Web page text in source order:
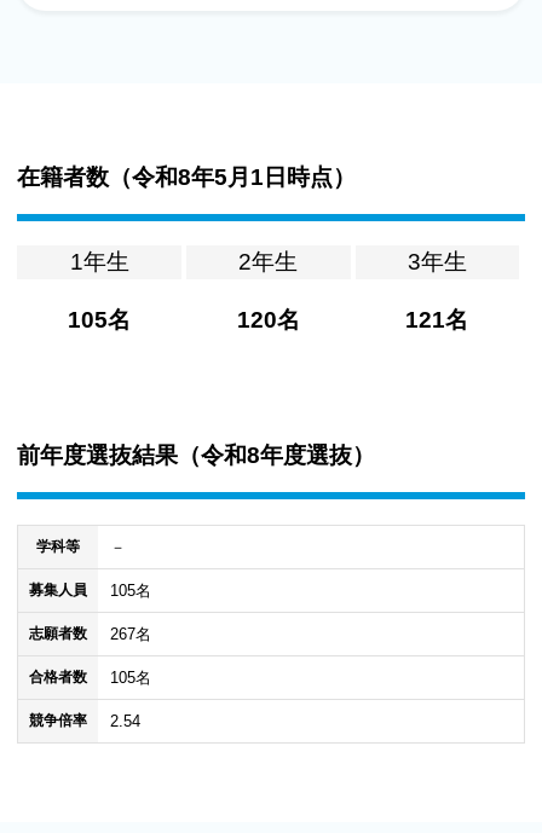
在籍者数（令和8年5月1日時点）
1年生
105名
2年生
120名
3年生
121名
前年度選抜結果（令和8年度選抜）
学科等 －
募集人員 105名
志願者数 267名
合格者数 105名
競争倍率 2.54